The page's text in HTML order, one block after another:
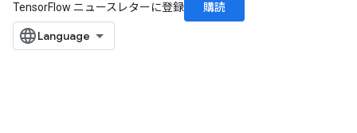
TensorFlow ニュースレターに登録
購読